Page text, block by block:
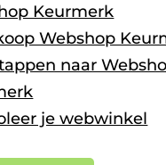
Keurmerk
Webshop
naar
je webwinkel